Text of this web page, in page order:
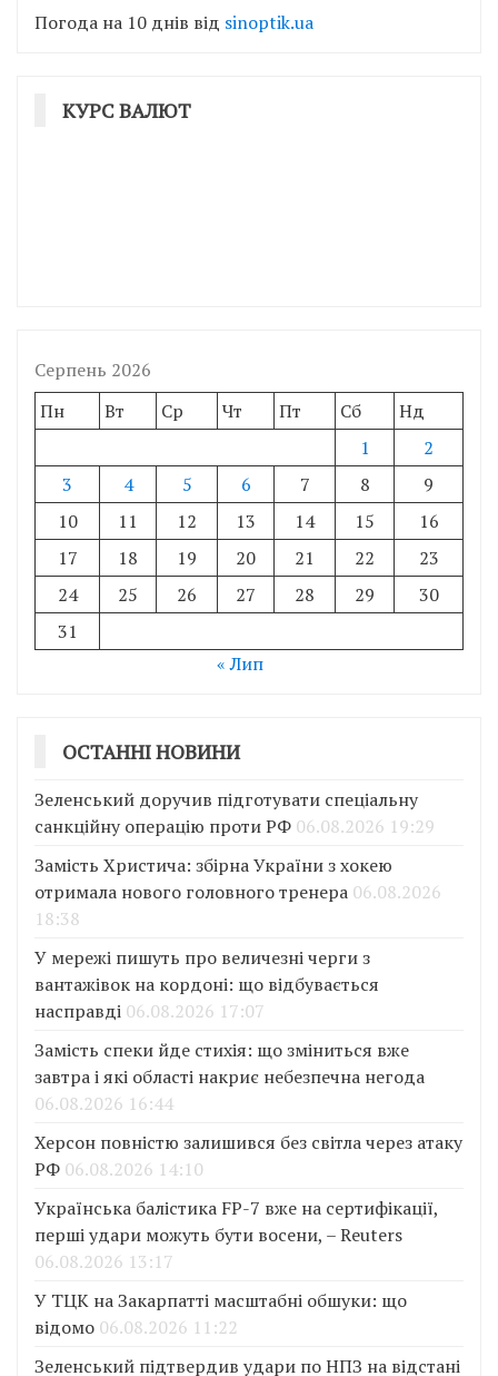
Погода на 10 днів від sinoptik.ua
КУРС ВАЛЮТ
Серпень 2026
Пн
Вт Ср Чт Пт Сб
Нд
1
2
3
4 5 6 7 8
9
10
11 12 13 14 15
16
17
18 19 20 21 22
23
24
25 26 27 28 29
30
31
« Лип
ОСТАННІ НОВИНИ
Зеленський доручив підготувати спеціальну
санкційну операцію проти РФ 06.08.2026 19:29
Замість Христича: збірна України з хокею
отримала нового головного тренера 06.08.2026
18:38
У мережі пишуть про величезні черги з
вантажівок на кордоні: що відбувається
насправді 06.08.2026 17:07
Замість спеки йде стихія: що зміниться вже
завтра і які області накриє небезпечна негода
06.08.2026 16:44
Херсон повністю залишився без світла через атаку
РФ 06.08.2026 14:10
Українська балістика FP-7 вже на сертифікації,
перші удари можуть бути восени, – Reuters
06.08.2026 13:17
У ТЦК на Закарпатті масштабні обшуки: що
відомо 06.08.2026 11:22
Зеленський підтвердив удари по НПЗ на відстані